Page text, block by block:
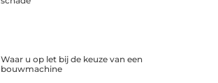
Waar u op let bij de keuze van een
bouwmachine